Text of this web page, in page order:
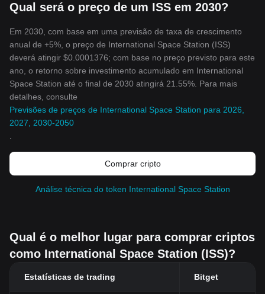
Qual será o preço de um ISS em 2030?
Em 2030, com base em uma previsão de taxa de crescimento
anual de +5%, o preço de International Space Station (ISS)
deverá atingir $0.0001376; com base no preço previsto para este
ano, o retorno sobre investimento acumulado em International
Space Station até o final de 2030 atingirá 21.55%. Para mais
detalhes, consulte
Previsões de preços de International Space Station para 2026,
2027, 2030-2050
Comprar cripto
Análise técnica do token International Space Station
Qual é o melhor lugar para comprar criptos
como International Space Station (ISS)?
Estatísticas de trading Bitget